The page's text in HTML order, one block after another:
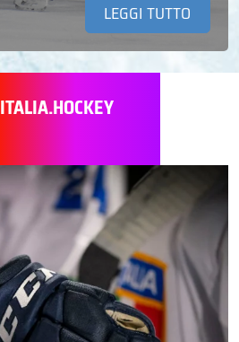
LEGGI TUTTO
ITALIA.HOCKEY